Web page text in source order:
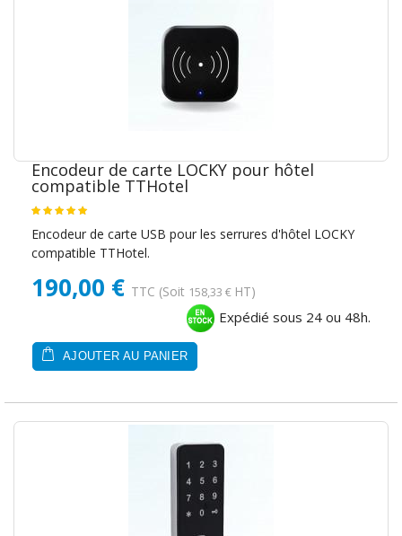
Encodeur de carte LOCKY pour hôtel
compatible TTHotel
Encodeur de carte USB pour les serrures d'hôtel LOCKY
compatible TTHotel.
190,00 € TTC (Soit 158,33 € HT)
Expédié sous 24 ou 48h.
AJOUTER AU PANIER